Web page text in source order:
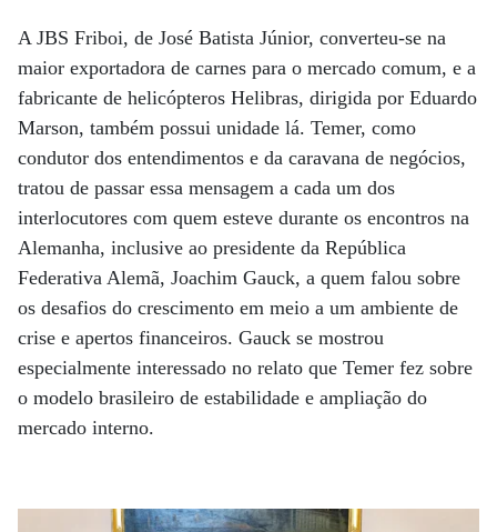
A JBS Friboi, de José Batista Júnior, converteu-se na
maior exportadora de carnes para o mercado comum, e a
fabricante de helicópteros Helibras, dirigida por Eduardo
Marson, também possui unidade lá. Temer, como
condutor dos entendimentos e da caravana de negócios,
tratou de passar essa mensagem a cada um dos
interlocutores com quem esteve durante os encontros na
Alemanha, inclusive ao presidente da República
Federativa Alemã, Joachim Gauck, a quem falou sobre
os desafios do crescimento em meio a um ambiente de
crise e apertos financeiros. Gauck se mostrou
especialmente interessado no relato que Temer fez sobre
o modelo brasileiro de estabilidade e ampliação do
mercado interno.